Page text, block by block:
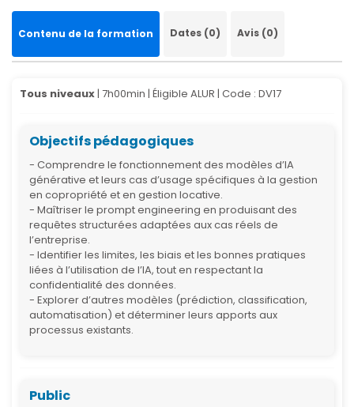
Contenu de la formation Dates (0) Avis (0)
Tous niveaux| 7h00min | Éligible ALUR | Code : DV17
Objectifs pédagogiques
- Comprendre le fonctionnement des modèles d’IA
générative et leurs cas d’usage spécifiques à la gestion
en copropriété et en gestion locative.
- Maîtriser le prompt engineering en produisant des
requêtes structurées adaptées aux cas réels de
l’entreprise.
- Identifier les limites, les biais et les bonnes pratiques
liées à l’utilisation de l’IA, tout en respectant la
confidentialité des données.
- Explorer d’autres modèles (prédiction, classification,
automatisation) et déterminer leurs apports aux
processus existants.
Public